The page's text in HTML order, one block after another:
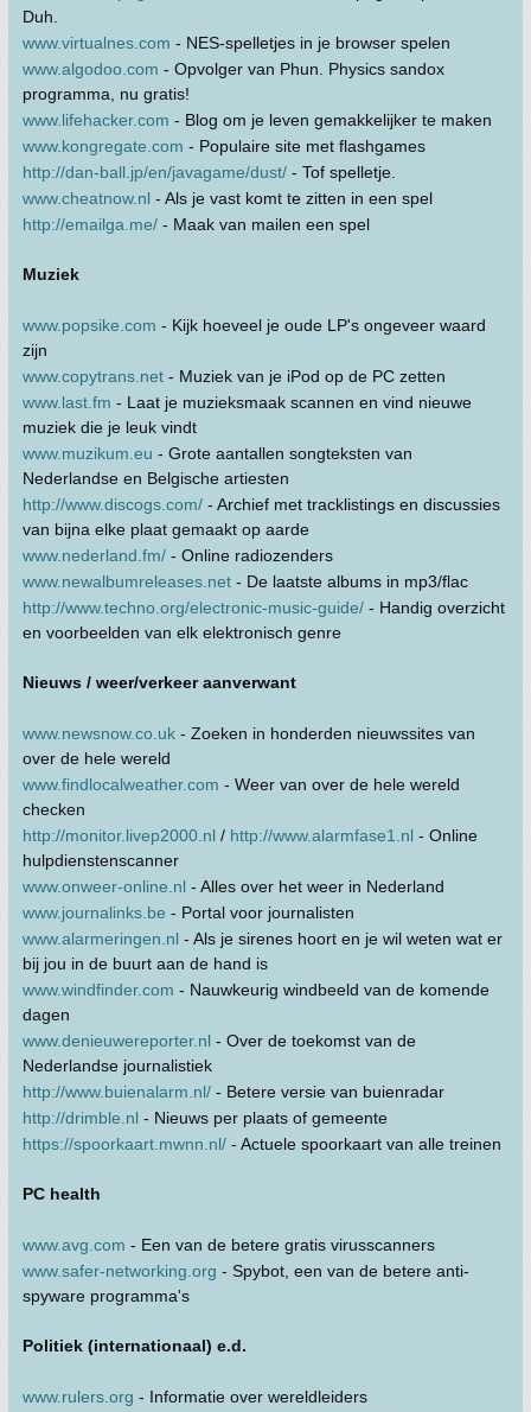
Duh.
www.virtualnes.com - NES-spelletjes in je browser spelen
www.algodoo.com - Opvolger van Phun. Physics sandox
programma, nu gratis!
www.lifehacker.com - Blog om je leven gemakkelijker te maken
www.kongregate.com - Populaire site met flashgames
http://dan-ball.jp/en/javagame/dust/ - Tof spelletje.
www.cheatnow.nl - Als je vast komt te zitten in een spel
http://emailga.me/ - Maak van mailen een spel
Muziek
www.popsike.com - Kijk hoeveel je oude LP's ongeveer waard
zijn
www.copytrans.net - Muziek van je iPod op de PC zetten
www.last.fm - Laat je muzieksmaak scannen en vind nieuwe
muziek die je leuk vindt
www.muzikum.eu - Grote aantallen songteksten van
Nederlandse en Belgische artiesten
http://www.discogs.com/ - Archief met tracklistings en discussies
van bijna elke plaat gemaakt op aarde
www.nederland.fm/ - Online radiozenders
www.newalbumreleases.net - De laatste albums in mp3/flac
http://www.techno.org/electronic-music-guide/ - Handig overzicht
en voorbeelden van elk elektronisch genre
Nieuws / weer/verkeer aanverwant
www.newsnow.co.uk - Zoeken in honderden nieuwssites van
over de hele wereld
www.findlocalweather.com - Weer van over de hele wereld
checken
http://monitor.livep2000.nl / http://www.alarmfase1.nl - Online
hulpdienstenscanner
www.onweer-online.nl - Alles over het weer in Nederland
www.journalinks.be - Portal voor journalisten
www.alarmeringen.nl - Als je sirenes hoort en je wil weten wat er
bij jou in de buurt aan de hand is
www.windfinder.com - Nauwkeurig windbeeld van de komende
dagen
www.denieuwereporter.nl - Over de toekomst van de
Nederlandse journalistiek
http://www.buienalarm.nl/ - Betere versie van buienradar
http://drimble.nl - Nieuws per plaats of gemeente
https://spoorkaart.mwnn.nl/ - Actuele spoorkaart van alle treinen
PC health
www.avg.com - Een van de betere gratis virusscanners
www.safer-networking.org - Spybot, een van de betere anti-
spyware programma's
Politiek (internationaal) e.d.
www.rulers.org - Informatie over wereldleiders